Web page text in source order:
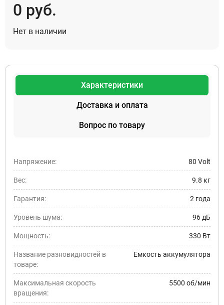
0 руб.
Нет в наличии
Характеристики
Доставка и оплата
Вопрос по товару
Напряжение: 80 Volt
Вес: 9.8 кг
Гарантия: 2 года
Уровень шума: 96 дБ
Мощность: 330 Вт
Название разновидностей в
товаре:
Емкость аккумулятора
Максимальная скорость
вращения:
5500 об/мин